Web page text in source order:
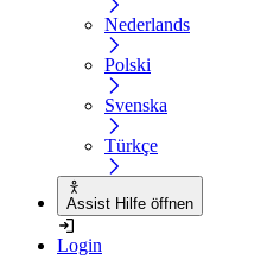
Nederlands
Polski
Svenska
Türkçe
Assist Hilfe öffnen
Login